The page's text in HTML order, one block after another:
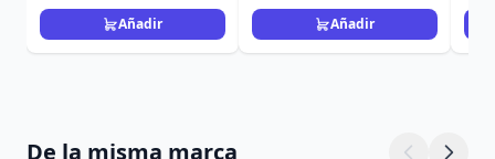
Añadir Añadir
De la misma marca